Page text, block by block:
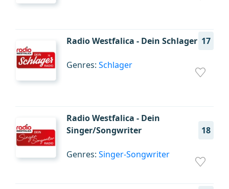
Radio Westfalica - Dein Schlager 17
Genres: Schlager
Radio Westfalica - Dein
Singer/Songwriter
18
Genres: Singer-Songwriter